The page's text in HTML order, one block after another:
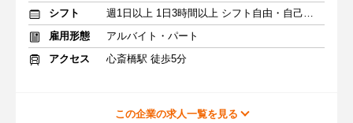
シフト
週1日以上 1日3時間以上 シフト自由・自己申告
雇用形態
アルバイト・パート
アクセス
心斎橋駅 徒歩5分
この企業の求人一覧を見る